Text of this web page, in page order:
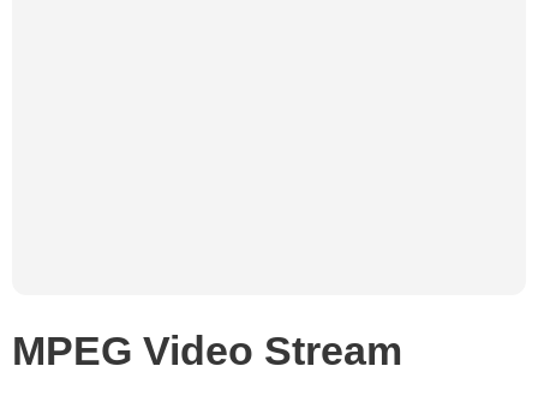
MPEG Video Stream